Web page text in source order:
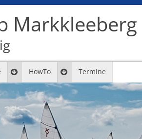
Markkleeberg
HowTo Termine